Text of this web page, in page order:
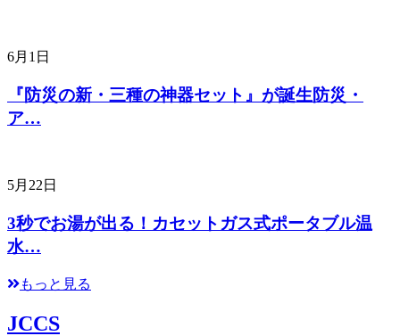
6月1日
『防災の新・三種の神器セット』が誕生防災・
ア…
5月22日
3秒でお湯が出る！カセットガス式ポータブル温
水…
もっと見る
JCCS